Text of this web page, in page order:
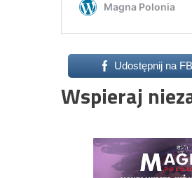
Udostępnij na FB
Wspieraj